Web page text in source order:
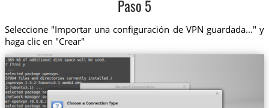
Paso 5
Seleccione "Importar una configuración de VPN guardada..." y
haga clic en "Crear"